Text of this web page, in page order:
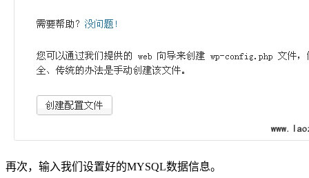
再次，输入我们设置好的MYSQL数据信息。